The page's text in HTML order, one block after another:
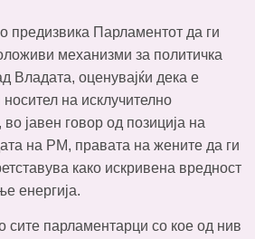
предизвика Парламентот да ги
механизми за политичка
Владата, оценувајќи дека е
на исклучително
во јавен говор од позиција на
на РМ, правата на жените да ги
како искривена вредност
енергија.
сите парламентарци со кое од нив